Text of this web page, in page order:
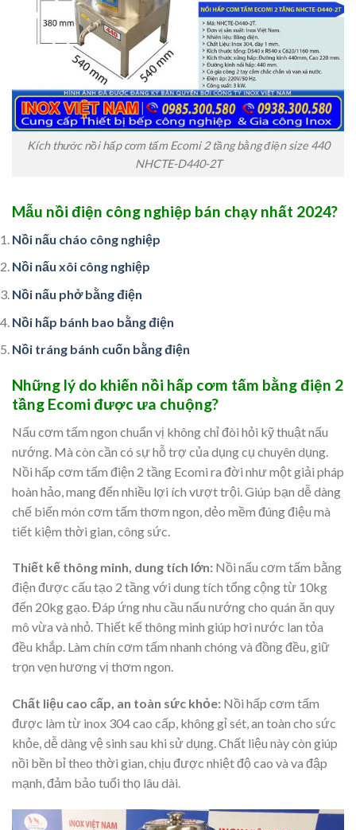
Kích thước nồi hấp cơm tấm Ecomi 2 tầng bằng điện size 440
NHCTE-D440-2T
Mẫu nồi điện công nghiệp bán chạy nhất 2024?
Nồi nấu cháo công nghiệp
Nồi nấu xôi công nghiệp
Nồi nấu phở bằng điện
Nồi hấp bánh bao bằng điện
Nồi tráng bánh cuốn bằng điện
Những lý do khiến nồi hấp cơm tấm bằng điện 2
tầng Ecomi được ưa chuộng?
Nấu cơm tấm ngon chuẩn vị không chỉ đòi hỏi kỹ thuật nấu
nướng. Mà còn cần có sự hỗ trợ của dụng cụ chuyên dụng.
Nồi hấp cơm tấm điện 2 tầng Ecomi ra đời như một giải pháp
hoàn hảo, mang đến nhiều lợi ích vượt trội. Giúp bạn dễ dàng
chế biến món cơm tấm thơm ngon, dẻo mềm đúng điệu mà
tiết kiệm thời gian, công sức.
Thiết kế thông minh, dung tích lớn: Nồi nấu cơm tấm bằng
điện được cấu tạo 2 tầng với dung tích tổng cộng từ 10kg
đến 20kg gạo. Đáp ứng nhu cầu nấu nướng cho quán ăn quy
mô vừa và nhỏ. Thiết kế thông minh giúp hơi nước lan tỏa
đều khắp. Làm chín cơm tấm nhanh chóng và đồng đều, giữ
trọn vẹn hương vị thơm ngon.
Chất liệu cao cấp, an toàn sức khỏe: Nồi hấp cơm tấm
được làm từ inox 304 cao cấp, không gỉ sét, an toàn cho sức
khỏe, dễ dàng vệ sinh sau khi sử dụng. Chất liệu này còn giúp
nồi bền bỉ theo thời gian, chịu được nhiệt độ cao và va đập
mạnh, đảm bảo tuổi thọ lâu dài.